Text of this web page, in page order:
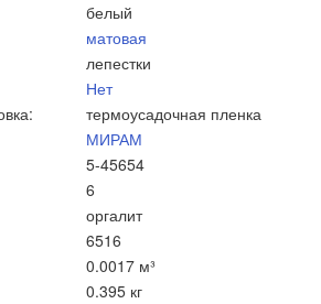
белый
матовая
лепестки
Нет
термоусадочная пленка
МИРАМ
5-45654
6
оргалит
6516
0.0017 м³
0.395 кг